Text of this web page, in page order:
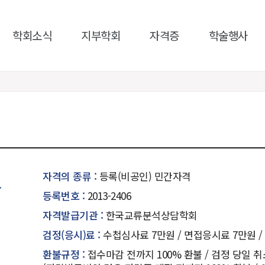
학회소식 지부학회 자격증 학술행사
자격의 종류 : 등록(비공인) 민간자격
등록번호 : 2013-2406
자격발급기관 : 한국교류분석상담학회
검정(응시)료 : 수첩심사료 7만원 / 면접응시료 7만원
환불규정 : 접수마감 전까지 100% 환불 / 검정 당일